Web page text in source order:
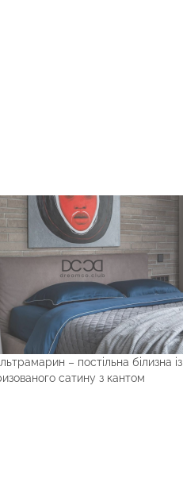
– постільна білизна із
сатину з кантом